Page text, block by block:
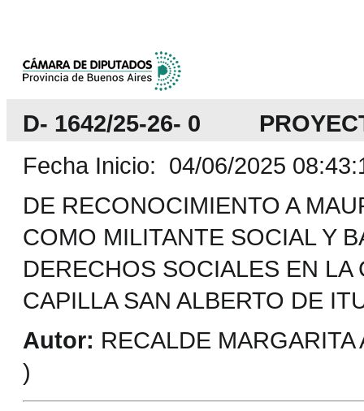
D- 1642/25-26- 0
Fecha Inicio: 04/06/2025
DE RECONOCIMIENTO A
COMO MILITANTE SOCIAL Y
DERECHOS SOCIALES EN LA
CAPILLA SAN ALBERTO DE
Autor: RECALDE
)